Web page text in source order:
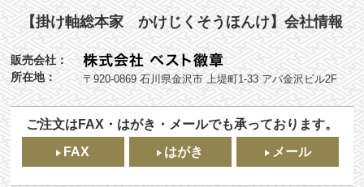
【掛け軸総本家 かけじくそうほんけ】会社情報
販売会社：
所在地：
〒920-0869 石川県金沢市 上堤町1-33 アパ金沢ビル2F
ご注文はFAX・はがき・メールでも承っております。
FAX
はがき メール